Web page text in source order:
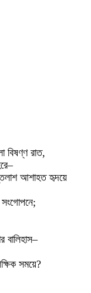
বিষণ্ণ রাত,
আশাহত হৃদয়ে
বালিহাস–
সময়ে?